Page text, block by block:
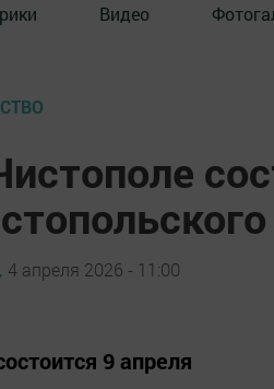
Видео
4 апреля 2026 - 11:00
9 апреля